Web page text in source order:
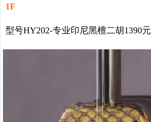
1F
型号HY202-专业印尼黑檀二胡1390元